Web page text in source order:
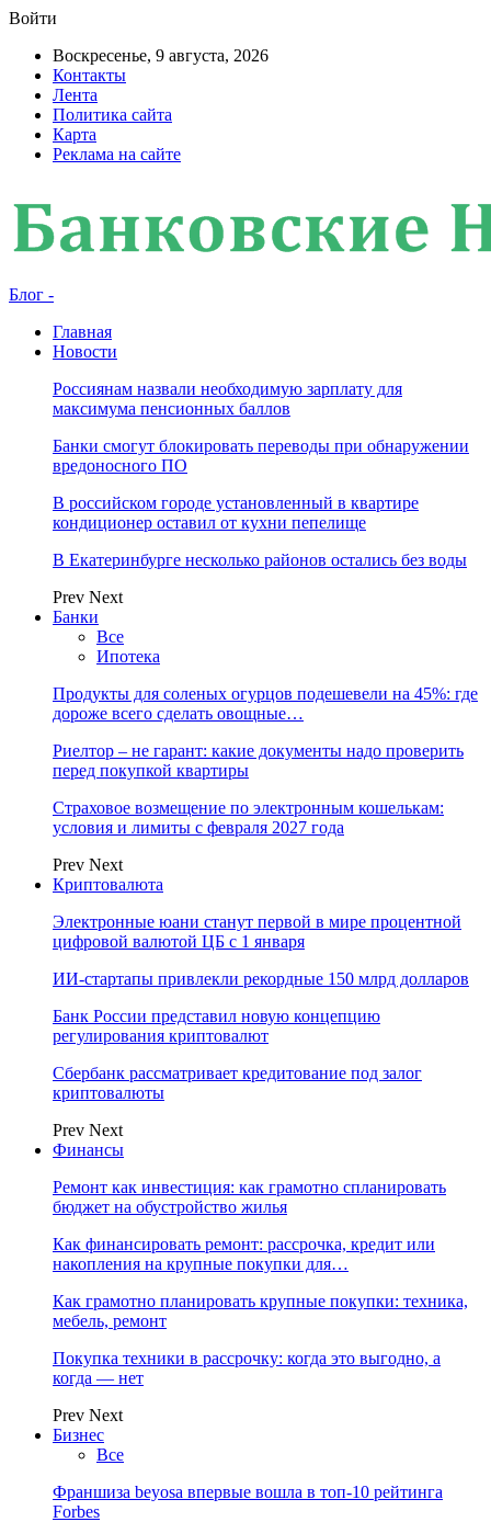
Войти
Воскресенье, 9 августа, 2026
Контакты
Лента
Политика сайта
Карта
Реклама на сайте
Блог -
Главная
Новости
Россиянам назвали необходимую зарплату для
максимума пенсионных баллов
Банки смогут блокировать переводы при обнаружении
вредоносного ПО
В российском городе установленный в квартире
кондиционер оставил от кухни пепелище
В Екатеринбурге несколько районов остались без воды
Prev Next
Банки
Все
Ипотека
Продукты для соленых огурцов подешевели на 45%: где
дороже всего сделать овощные…
Риелтор – не гарант: какие документы надо проверить
перед покупкой квартиры
Страховое возмещение по электронным кошелькам:
условия и лимиты с февраля 2027 года
Prev Next
Криптовалюта
Электронные юани станут первой в мире процентной
цифровой валютой ЦБ с 1 января
ИИ-стартапы привлекли рекордные 150 млрд долларов
Банк России представил новую концепцию
регулирования криптовалют
Сбербанк рассматривает кредитование под залог
криптовалюты
Prev Next
Финансы
Ремонт как инвестиция: как грамотно спланировать
бюджет на обустройство жилья
Как финансировать ремонт: рассрочка, кредит или
накопления на крупные покупки для…
Как грамотно планировать крупные покупки: техника,
мебель, ремонт
Покупка техники в рассрочку: когда это выгодно, а
когда — нет
Prev Next
Бизнес
Все
Франшиза beyosa впервые вошла в топ-10 рейтинга
Forbes